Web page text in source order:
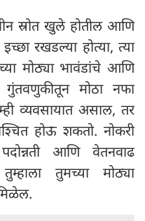
स्रोत खुले होतील आणि
रखडल्या होत्या, त्या
मोठ्या भावंडांचे आणि
गुंतवणुकीतून मोठा नफा
व्यवसायात असाल, तर
होऊ शकतो. नोकरी
पदोन्नती आणि वेतनवाढ
तुमच्या मोठ्या